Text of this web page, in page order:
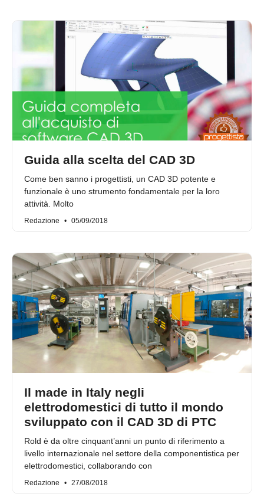
Guida alla scelta del CAD 3D
Come ben sanno i progettisti, un CAD 3D potente e
funzionale è uno strumento fondamentale per la loro
attività. Molto
Redazione 05/09/2018
Il made in Italy negli
elettrodomestici di tutto il mondo
sviluppato con il CAD 3D di PTC
Rold è da oltre cinquant’anni un punto di riferimento a
livello internazionale nel settore della componentistica per
elettrodomestici, collaborando con
Redazione 27/08/2018